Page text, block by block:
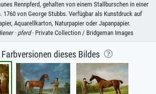
Rennpferd, gehalten von einem Stallburschen in einer
1760 von George Stubbs. Verfügbar als Kunstdruck auf
Aquarellkarton, Naturpapier oder Japanpapier.
·pferd· Private Collection / Bridgeman Images
dieses Bildes